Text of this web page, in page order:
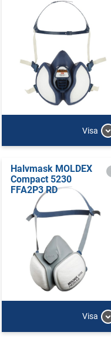
Visa
Halvmask MOLDEX
Compact 5230
FFA2P3 RD
Visa